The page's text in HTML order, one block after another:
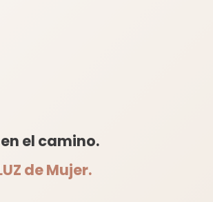
el camino.
de Mujer.